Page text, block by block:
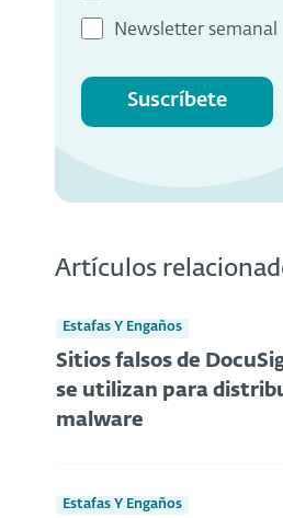
Newsletter semanal
Suscríbete
Artículos
Estafas Y Engaños
Sitios falsos de
se utilizan para
malware
Estafas Y Engaños